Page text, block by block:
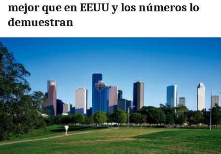
mejor que en EEUU y los números lo
demuestran